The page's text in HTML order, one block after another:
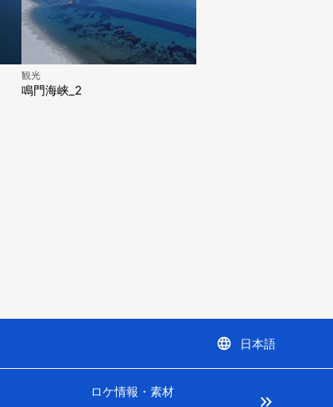
観光
鳴門海峡_2
language 日本語
ロケ情報・素材 keyboard_double_arrow_right